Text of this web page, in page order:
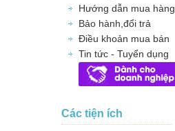
Hướng dẫn mua hàng
Bảo hành,đổi trả
Điều khoản mua bán
Tin tức - Tuyển dụng
Các tiện ích